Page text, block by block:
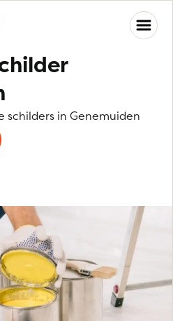
schilders in Genemuiden